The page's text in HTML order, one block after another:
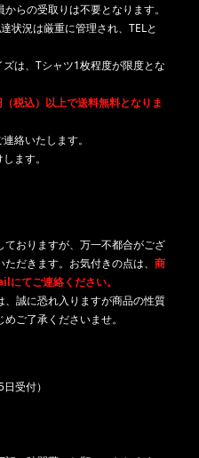
らの受取りは不要となります。
状況は厳重に管理され、TELと
は、Tシャツ1枚程度が限度とな
税込）以上で送料無料となりま
絡いたします。
ます。
おりますが、万一不都合がござ
だきます。お気付きの点は、 商
にてご連絡ください。
誠に恐れ入りますが商品の性質
ご了承くださいませ。
受付）